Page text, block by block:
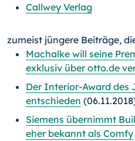
Callwey Verlag
zumeist jüngere Beiträge,
Machalke will seine
exklusiv über otto.de
Der Interior-Award des
entschieden
Siemens übernimmt
eher bekannt als Comfy